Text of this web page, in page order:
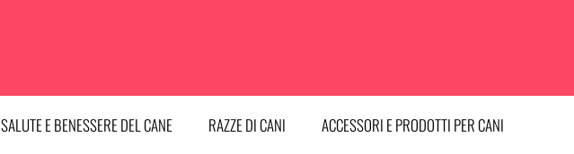
SALUTE E BENESSERE DEL CANE RAZZE DI CANI
ACCESSORI E PRODOTTI PER CANI